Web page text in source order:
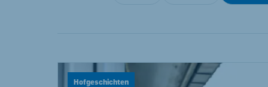
Hofgeschichten